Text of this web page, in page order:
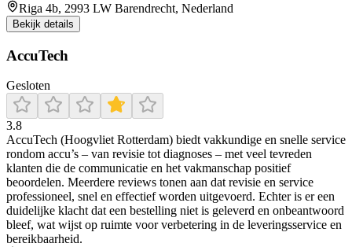
Riga 4b, 2993 LW Barendrecht, Nederland
Bekijk details
AccuTech
Gesloten
3.8
AccuTech (Hoogvliet Rotterdam) biedt vakkundige en snelle service
rondom accu’s – van revisie tot diagnoses – met veel tevreden
klanten die de communicatie en het vakmanschap positief
beoordelen. Meerdere reviews tonen aan dat revisie en service
professioneel, snel en effectief worden uitgevoerd. Echter is er een
duidelijke klacht dat een bestelling niet is geleverd en onbeantwoord
bleef, wat wijst op ruimte voor verbetering in de leveringsservice en
bereikbaarheid.